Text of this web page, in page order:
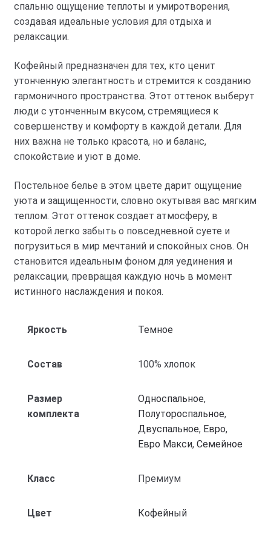
спальню ощущение теплоты и умиротворения,
создавая идеальные условия для отдыха и
релаксации.
Кофейный предназначен для тех, кто ценит
утонченную элегантность и стремится к созданию
гармоничного пространства. Этот оттенок выберут
люди с утонченным вкусом, стремящиеся к
совершенству и комфорту в каждой детали. Для
них важна не только красота, но и баланс,
спокойствие и уют в доме.
Постельное белье в этом цвете дарит ощущение
уюта и защищенности, словно окутывая вас мягким
теплом. Этот оттенок создает атмосферу, в
которой легко забыть о повседневной суете и
погрузиться в мир мечтаний и спокойных снов. Он
становится идеальным фоном для уединения и
релаксации, превращая каждую ночь в момент
истинного наслаждения и покоя.
Яркость Темное
Состав 100% хлопок
Размер
комплекта
Односпальное,
Полутороспальное,
Двуспальное, Евро,
Евро Макси,Семейное
Класс Премиум
Цвет Кофейный